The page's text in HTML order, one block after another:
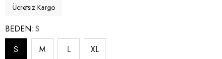
Ücretsiz Kargo
BEDEN S
S
M L XL